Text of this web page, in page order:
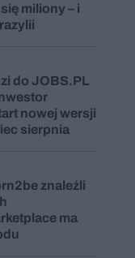
miliony – i
do JOBS.PL
nowej wersji
sierpnia
znaleźli
ma